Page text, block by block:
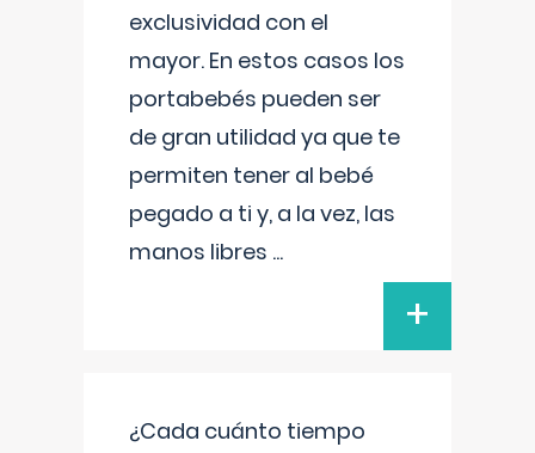
exclusividad con el
mayor. En estos casos los
portabebés pueden ser
de gran utilidad ya que te
permiten tener al bebé
pegado a ti y, a la vez, las
manos libres ...
+
¿Cada cuánto tiempo